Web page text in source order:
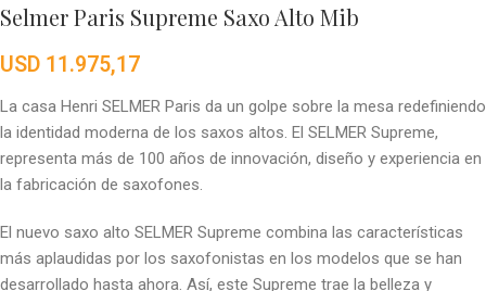
Selmer Paris Supreme Saxo Alto Mib
USD 11.975,17
La casa Henri SELMER Paris da un golpe sobre la mesa redefiniendo
la identidad moderna de los saxos altos. El SELMER Supreme,
representa más de 100 años de innovación, diseño y experiencia en
la fabricación de saxofones.
El nuevo saxo alto SELMER Supreme combina las características
más aplaudidas por los saxofonistas en los modelos que se han
desarrollado hasta ahora. Así, este Supreme trae la belleza y